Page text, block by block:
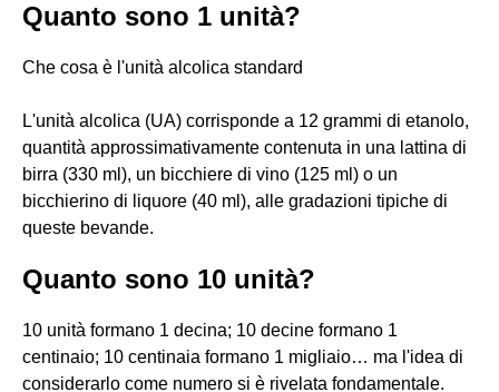
Quanto sono 1 unità?
Che cosa è l'unità alcolica standard
L'unità alcolica (UA) corrisponde a 12 grammi di etanolo,
quantità approssimativamente contenuta in una lattina di
birra (330 ml), un bicchiere di vino (125 ml) o un
bicchierino di liquore (40 ml), alle gradazioni tipiche di
queste bevande.
Quanto sono 10 unità?
10 unità formano 1 decina; 10 decine formano 1
centinaio; 10 centinaia formano 1 migliaio… ma l'idea di
considerarlo come numero si è rivelata fondamentale.